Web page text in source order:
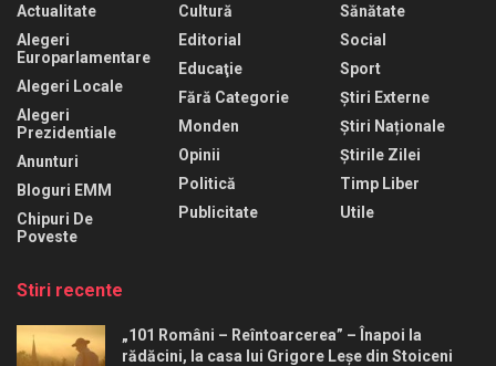
Actualitate
Alegeri
Europarlamentare
Alegeri Locale
Alegeri
Prezidentiale
Anunturi
Bloguri EMM
Chipuri De
Poveste
Cultură
Editorial
Educaţie
Fără Categorie
Monden
Opinii
Politică
Publicitate
Sănătate
Social
Sport
Știri Externe
Știri Naționale
Știrile Zilei
Timp Liber
Utile
Stiri recente
„101 Români – Reîntoarcerea” – Înapoi la
rădăcini, la casa lui Grigore Leșe din Stoiceni